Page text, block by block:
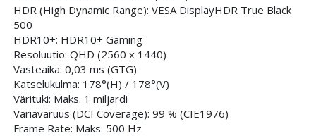
HDR (High Dynamic Range): VESA DisplayHDR True Black
500
HDR10+: HDR10+ Gaming
Resoluutio: QHD (2560 x 1440)
Vasteaika: 0,03 ms (GTG)
Katselukulma: 178°(H) / 178°(V)
Värituki: Maks. 1 miljardi
Väriavaruus (DCI Coverage): 99 % (CIE1976)
Frame Rate: Maks. 500 Hz